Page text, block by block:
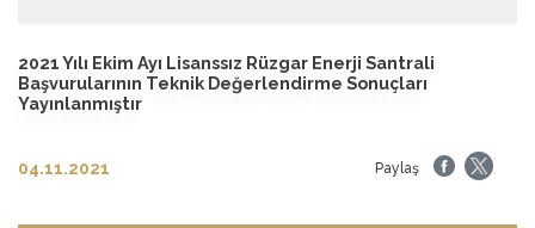
2021 Yılı Ekim Ayı Lisanssız Rüzgar Enerji Santrali
Başvurularının Teknik Değerlendirme Sonuçları
Yayınlanmıştır
04.11.2021 Paylaş